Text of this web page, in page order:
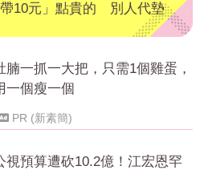
10元」點貴的 別人代墊
腩一抓一大把，只需1個雞蛋，
一個瘦一個
PR (新素簡)
視預算遭砍10.2億！江宏恩罕